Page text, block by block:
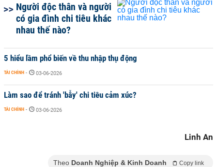
Người độc thân và người
có gia đình chi tiêu khác
nhau thế nào?
5 hiểu lầm phổ biến về thu nhập thụ động
TÀI CHÍNH - 03-06-2026
Làm sao để tránh 'bẫy' chi tiêu cảm xúc?
TÀI CHÍNH - 03-06-2026
Linh An
Theo Doanh Nghiệp & Kinh Doanh Copy link